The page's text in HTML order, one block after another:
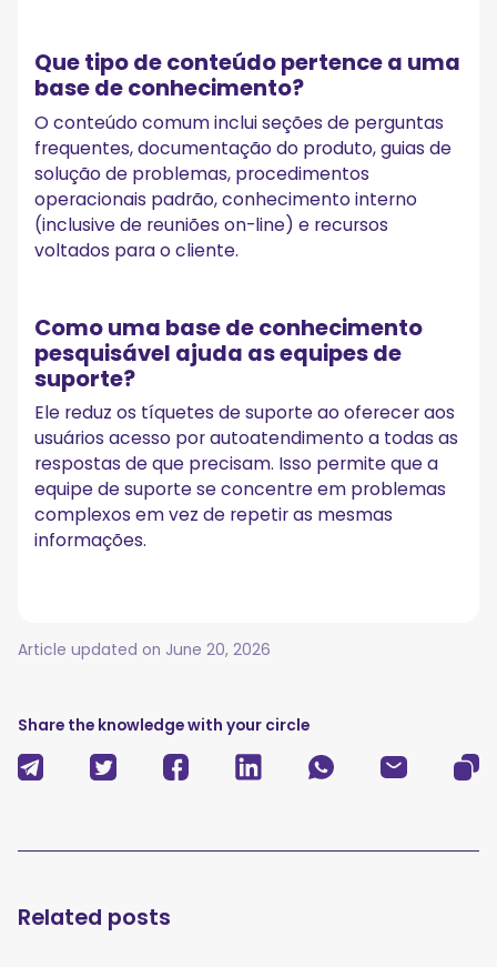
Que tipo de conteúdo pertence a uma
base de conhecimento?
O conteúdo comum inclui seções de perguntas
frequentes, documentação do produto, guias de
solução de problemas, procedimentos
operacionais padrão, conhecimento interno
(inclusive de reuniões on-line) e recursos
voltados para o cliente.
Como uma base de conhecimento
pesquisável ajuda as equipes de
suporte?
Ele reduz os tíquetes de suporte ao oferecer aos
usuários acesso por autoatendimento a todas as
respostas de que precisam. Isso permite que a
equipe de suporte se concentre em problemas
complexos em vez de repetir as mesmas
informações.
Article updated on June 20, 2026
Share the knowledge with your circle
Related posts